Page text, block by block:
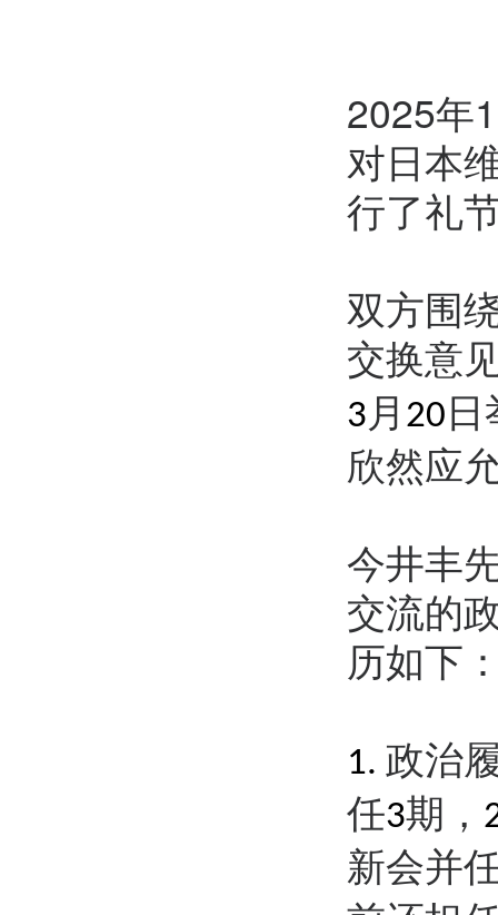
2025年
对日本
行了礼
双方围
交换意
3月 20
欣然应
今井丰
交流的
历如下
1. 政治
任3期，
新会并